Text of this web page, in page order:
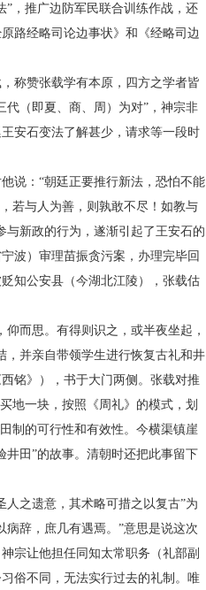
”，推广边防军民联合训练作战，还
路经略司论边事状》和《经略司边
称赞张载学有本原，四方之学者皆
（即夏、商、周）为对”，神宗非
安石变法了解甚少，请求等一段时
说：“朝廷正要推行新法，恐怕不能
若与人为善，则孰敢不尽！如教与
与新政的行为，遂渐引起了王安石的
波）审理苗振贪污案，办理完毕回
知公安县（今湖北江陵），张载估
而思。有得则识之，或半夜坐起，
并亲自带领学生进行恢复古礼和井
铭》），书于大门两侧。张载对推
地一块，按照《周礼》的模式，划
制的可行性和有效性。今横渠镇崖
田”的故事。清朝时还把此事留下
之遗意，其术略可措之以复古”为
辞，庶几有遇焉。”意思是说这次
宗让他担任同知太常职务（礼部副
俗不同，无法实行过去的礼制。唯